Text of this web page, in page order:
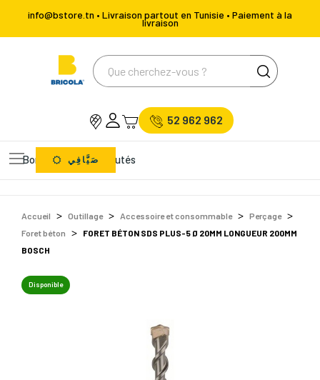
info@bstore.tn • Livraison partout en Tunisie • Paiement à la
livraison
52 962 962
Bons Plans Nouveautés
صَيَّافِي
Accueil Outillage Accessoire et consommable
Perçage
Foret béton
FORET BÉTON SDS PLUS-5 Ø 20MM LONGUEUR 200MM
BOSCH
Disponible